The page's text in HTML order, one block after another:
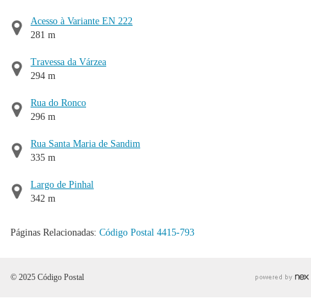
Acesso à Variante EN 222
281 m
Travessa da Várzea
294 m
Rua do Ronco
296 m
Rua Santa Maria de Sandim
335 m
Largo de Pinhal
342 m
Páginas Relacionadas: Código Postal 4415-793
© 2025 Código Postal